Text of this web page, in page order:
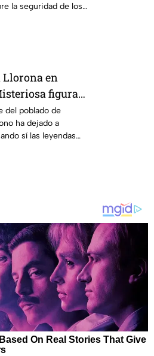
la seguridad de los
son cada vez
Llorona en
figura y
Morelos,
del poblado de
ha dejado a
sí las leyendas
en generación